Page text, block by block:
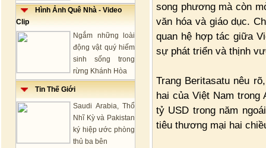
Hình Ảnh Quê Nhà - Video
Clip
Ngắm những loài
động vật quý hiếm
sinh sống trong
rừng Khánh Hòa
Tin Thế Giới
Saudi Arabia, Thổ
Nhĩ Kỳ và Pakistan
ký hiệp ước phòng
thủ ba bên
song phương mà còn
văn hóa và giáo dục.
quan hệ hợp tác giữa
sự phát triển và thịnh
Trang Beritasatu nêu
hai của Việt Nam
tỷ USD trong năm
tiêu thương mại hai